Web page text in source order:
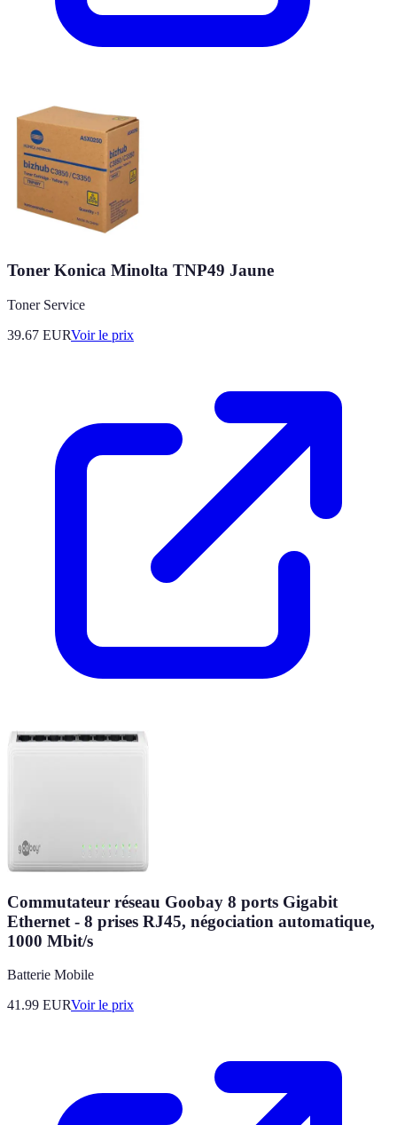
Toner Konica Minolta TNP49 Jaune
Toner Service
39.67 EURVoir le prix
Commutateur réseau Goobay 8 ports Gigabit
Ethernet - 8 prises RJ45, négociation automatique,
1000 Mbit/s
Batterie Mobile
41.99 EURVoir le prix